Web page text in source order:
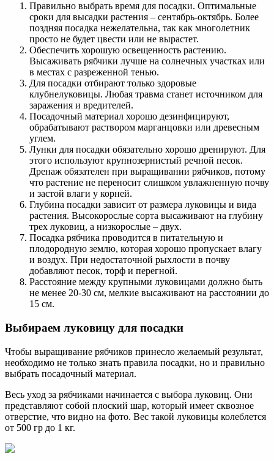
Правильно выбрать время для посадки. Оптимальные
сроки для высадки растения – сентябрь-октябрь. Более
поздняя посадка нежелательна, так как многолетник
просто не будет цвести или не вырастет.
Обеспечить хорошую освещенность растению.
Высаживать рябчики лучше на солнечных участках или
в местах с разреженной тенью.
Для посадки отбирают только здоровые
клубнелуковицы. Любая травма станет источником для
заражения и вредителей.
Посадочный материал хорошо дезинфицируют,
обрабатывают раствором марганцовки или древесным
углем.
Лунки для посадки обязательно хорошо дренируют. Для
этого используют крупнозернистый речной песок.
Дренаж обязателен при выращивании рябчиков, потому
что растение не переносит слишком увлажненную почву
и застой влаги у корней.
Глубина посадки зависит от размера луковицы и вида
растения. Высокорослые сорта высаживают на глубину
трех луковиц, а низкорослые – двух.
Посадка рябчика проводится в питательную и
плодородную землю, которая хорошо пропускает влагу
и воздух. При недостаточной рыхлости в почву
добавляют песок, торф и перегной.
Расстояние между крупными луковицами должно быть
не менее 20-30 см, мелкие высаживают на расстоянии до
15 см.
Выбираем луковицу для посадки
Чтобы выращивание рябчиков принесло желаемый результат,
необходимо не только знать правила посадки, но и правильно
выбрать посадочный материал.
Весь уход за рябчиками начинается с выбора луковиц. Они
представляют собой плоский шар, который имеет сквозное
отверстие, что видно на фото. Вес такой луковицы колеблется
от 500 гр до 1 кг.